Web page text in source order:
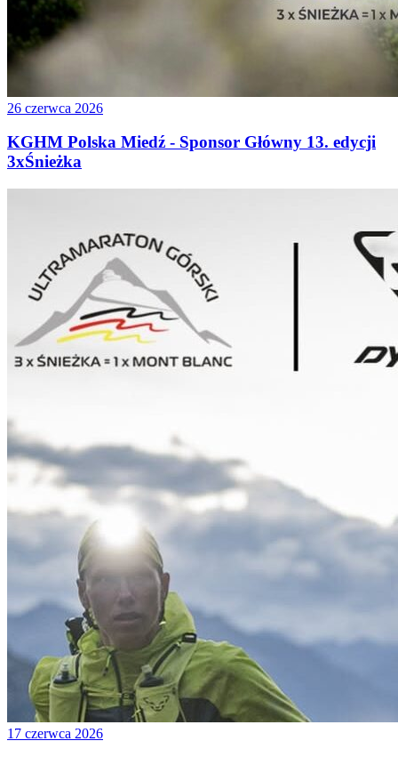
26 czerwca 2026
KGHM Polska Miedź - Sponsor Główny 13. edycji
3xŚnieżka
17 czerwca 2026